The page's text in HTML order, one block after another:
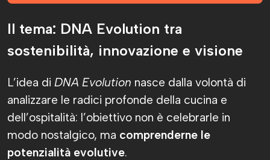
Il tema: DNA Evolution tra
sostenibilità, innovazione e visione
L’idea di DNA Evolution nasce dalla volontà di
analizzare le radici profonde della cucina e
dell’ospitalità: l’obiettivo non è celebrarle in
modo nostalgico, ma comprenderne le
potenzialità evolutive.